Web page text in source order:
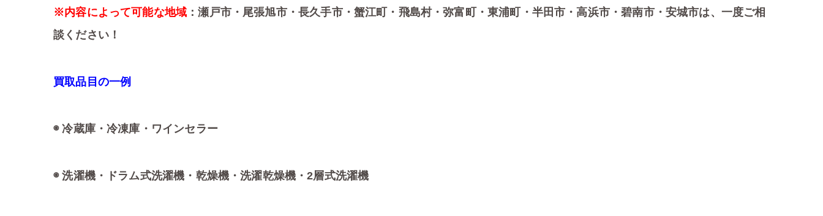
※内容によって可能な地域 ：瀬戸市・尾張旭市・長久手市・蟹江町・飛島村・弥富町・東浦町・半田市・高浜市・碧南市・安城市は、一度ご相
談ください！
買取品目の一例
◉ 冷蔵庫・冷凍庫・ワインセラー
◉ 洗濯機・ドラム式洗濯機・乾燥機・洗濯乾燥機・2層式洗濯機